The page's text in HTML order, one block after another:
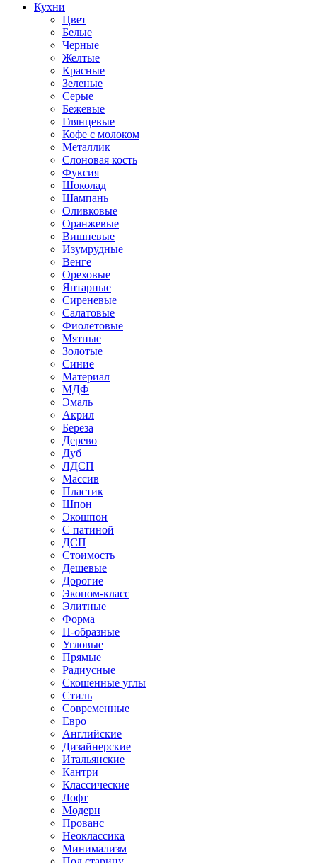
Кухни
Цвет
Белые
Черные
Желтые
Красные
Зеленые
Серые
Бежевые
Глянцевые
Кофе с молоком
Металлик
Слоновая кость
Фуксия
Шоколад
Шампань
Оливковые
Оранжевые
Вишневые
Изумрудные
Венге
Ореховые
Янтарные
Сиреневые
Салатовые
Фиолетовые
Мятные
Золотые
Синие
Материал
МДФ
Эмаль
Акрил
Береза
Дерево
Дуб
ЛДСП
Массив
Пластик
Шпон
Экошпон
С патиной
ДСП
Стоимость
Дешевые
Дорогие
Эконом-класс
Элитные
Форма
П-образные
Угловые
Прямые
Радиусные
Скошенные углы
Стиль
Современные
Евро
Английские
Дизайнерские
Итальянские
Кантри
Классические
Лофт
Модерн
Прованс
Неоклассика
Минимализм